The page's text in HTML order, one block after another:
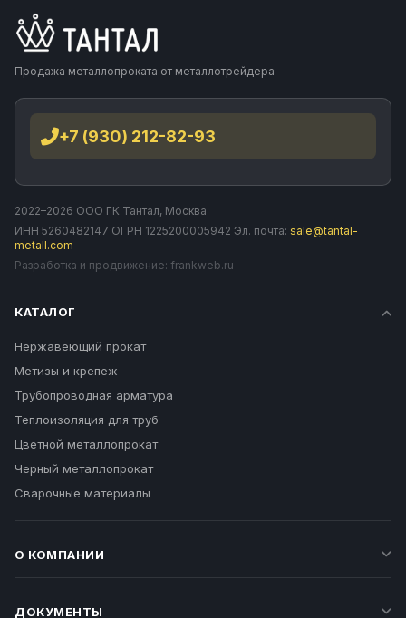
Продажа металлопроката от металлотрейдера
+7 (930) 212-82-93
2022–2026 ООО ГК Тантал, Москва
ИНН 5260482147 ОГРН 1225200005942 Эл. почта: sale@tantal-
metall.com
Разработка и продвижение: frankweb.ru
КАТАЛОГ
Нержавеющий прокат
Метизы и крепеж
Трубопроводная арматура
Теплоизоляция для труб
Цветной металлопрокат
Черный металлопрокат
Сварочные материалы
О КОМПАНИИ
ДОКУМЕНТЫ